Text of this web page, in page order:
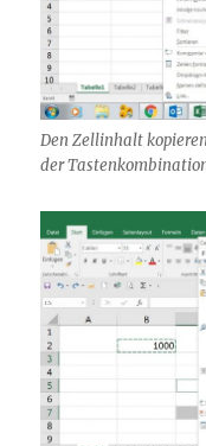
Den Zellinhalt
der